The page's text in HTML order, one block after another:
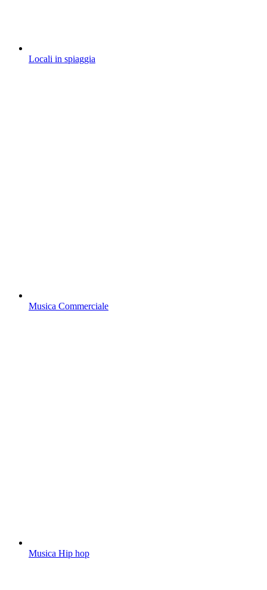
Locali in spiaggia
Musica Commerciale
Musica Hip hop